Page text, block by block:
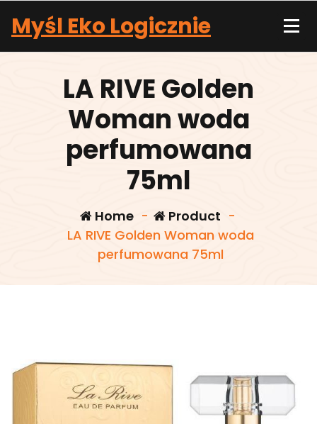
content
Myśl Eko Logicznie
LA RIVE Golden
Woman woda
perfumowana
75ml
Home- Product -
LA RIVE Golden Woman woda
perfumowana 75ml